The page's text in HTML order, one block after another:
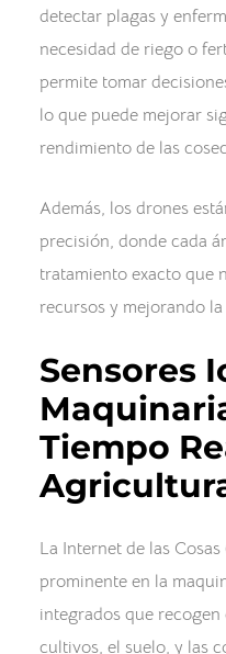
detectar plagas y
necesidad de riego o
permite tomar
lo que puede mejorar
rendimiento de las
Además, los drones
precisión, donde cada
tratamiento exacto que
recursos y mejorando
Sensores
Tiempo
La Internet de las
prominente en la
integrados que
cultivos, el suelo, y las